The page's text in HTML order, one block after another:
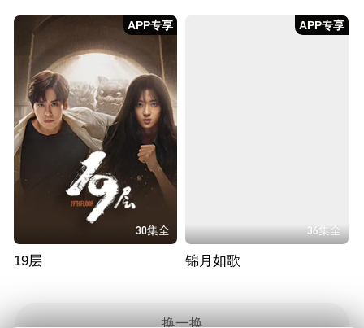
APP专享
30集全
19层
APP专享
36集全
锦月如歌
换一换